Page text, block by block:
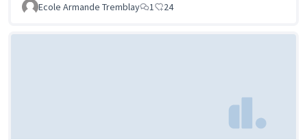
Ecole Armande Tremblay
1 24